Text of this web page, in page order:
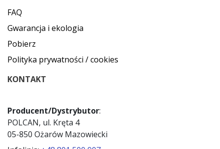
FAQ
Gwarancja i ekologia
Pobierz
Polityka prywatności / cookies
KONTAKT
Producent/Dystrybutor:
POLCAN, ul. Kręta 4
05-850 Ożarów Mazowiecki